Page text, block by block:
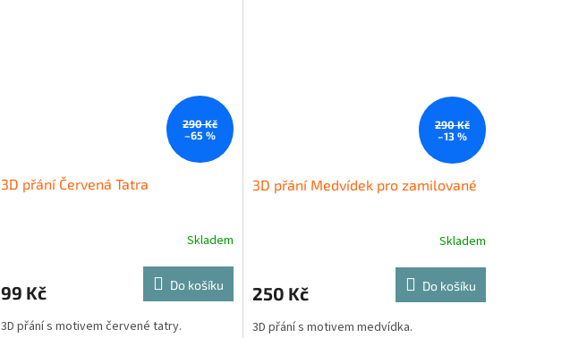
290 Kč
–65 %
3D přání Červená Tatra
Skladem
99 Kč Do košíku
3D přání s motivem červené tatry.
290 Kč
–13 %
3D přání Medvídek pro zamilované
Skladem
250 Kč Do košíku
3D přání s motivem medvídka.